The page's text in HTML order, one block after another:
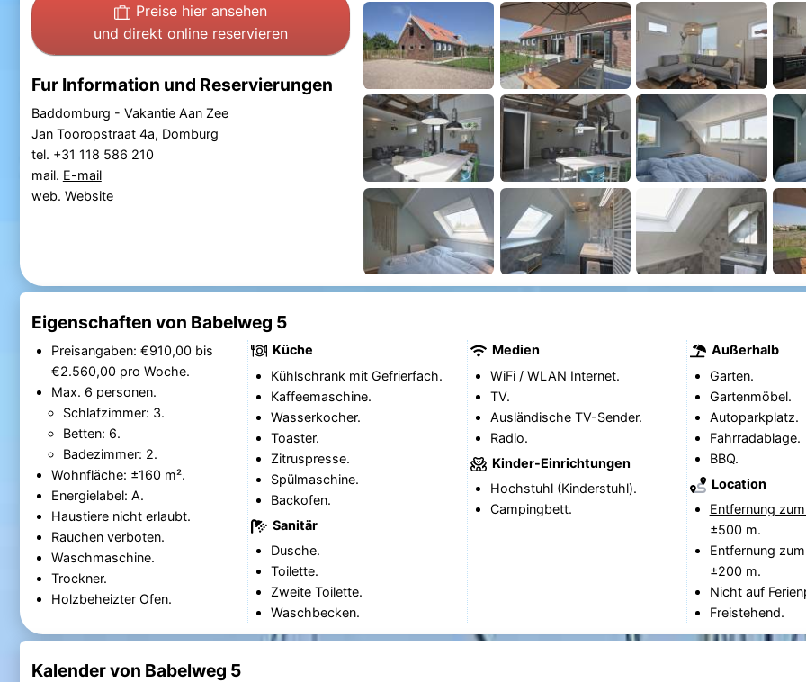
Preise hier ansehen
und direkt online reservieren
Fur Information und Reservierungen
Baddomburg - Vakantie Aan Zee
Jan Tooropstraat 4a, Domburg
tel. +31 118 586 210
mail. E-mail
web. Website
Eigenschaften von Babelweg 5
Preisangaben: €910,00 bis
€2.560,00 pro Woche.
Max. 6 personen.
Schlafzimmer: 3.
Betten: 6.
Badezimmer: 2.
Wohnfläche: ±160 m².
Energielabel: A.
Haustiere nicht erlaubt.
Rauchen verboten.
Waschmaschine.
Trockner.
Holzbeheizter Ofen.
Küche
Kühlschrank mit Gefrierfach.
Kaffeemaschine.
Wasserkocher.
Toaster.
Zitruspresse.
Spülmaschine.
Backofen.
Sanitär
Dusche.
Toilette.
Zweite Toilette.
Waschbecken.
Medien
WiFi / WLAN Internet.
TV.
Ausländische TV-Sender.
Radio.
Kinder-Einrichtungen
Hochstuhl (Kinderstuhl).
Campingbett.
Außerhalb
Garten.
Gartenmöbel.
Autoparkplatz.
Fahrradablage.
BBQ.
Location
Entfernung
±500 m.
Entfernung
±200 m.
Nicht auf
Freistehend.
Kalender von Babelweg 5